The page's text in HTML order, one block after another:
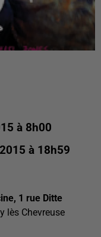
à 8h00
à 18h59
1 rue Ditte
lès Chevreuse